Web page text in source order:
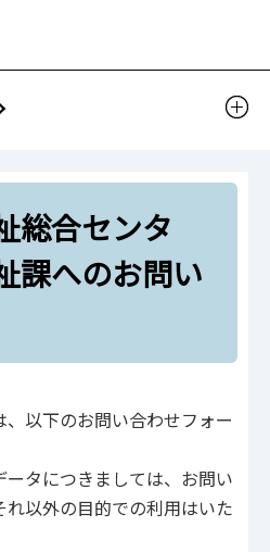
総合センタ
へのお問い
以下のお問い合わせフォー
タにつきましては、お問い
以外の目的での利用はいた